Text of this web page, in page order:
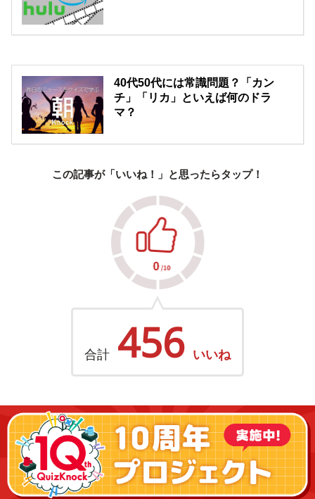
40代50代には常識問題？「カン
チ」「リカ」といえば何のドラ
マ？
この記事が「いいね！」と思ったらタップ！
合計 456 いいね